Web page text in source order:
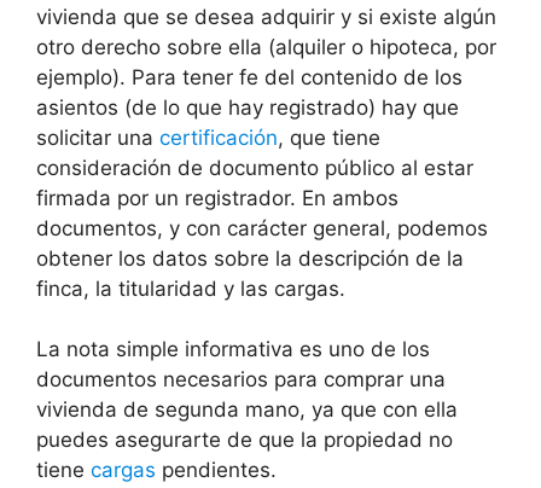
vivienda que se desea adquirir y si existe algún
otro derecho sobre ella (alquiler o hipoteca, por
ejemplo). Para tener fe del contenido de los
asientos (de lo que hay registrado) hay que
solicitar una certificación, que tiene
consideración de documento público al estar
firmada por un registrador. En ambos
documentos, y con carácter general, podemos
obtener los datos sobre la descripción de la
finca, la titularidad y las cargas.
La nota simple informativa es uno de los
documentos necesarios para comprar una
vivienda de segunda mano, ya que con ella
puedes asegurarte de que la propiedad no
tiene cargas pendientes.